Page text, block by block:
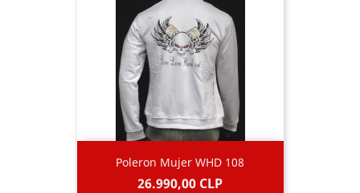
Poleron Mujer WHD 108
Precio
26.990,00 CLP